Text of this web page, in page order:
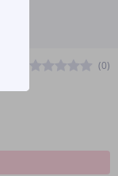
(0)